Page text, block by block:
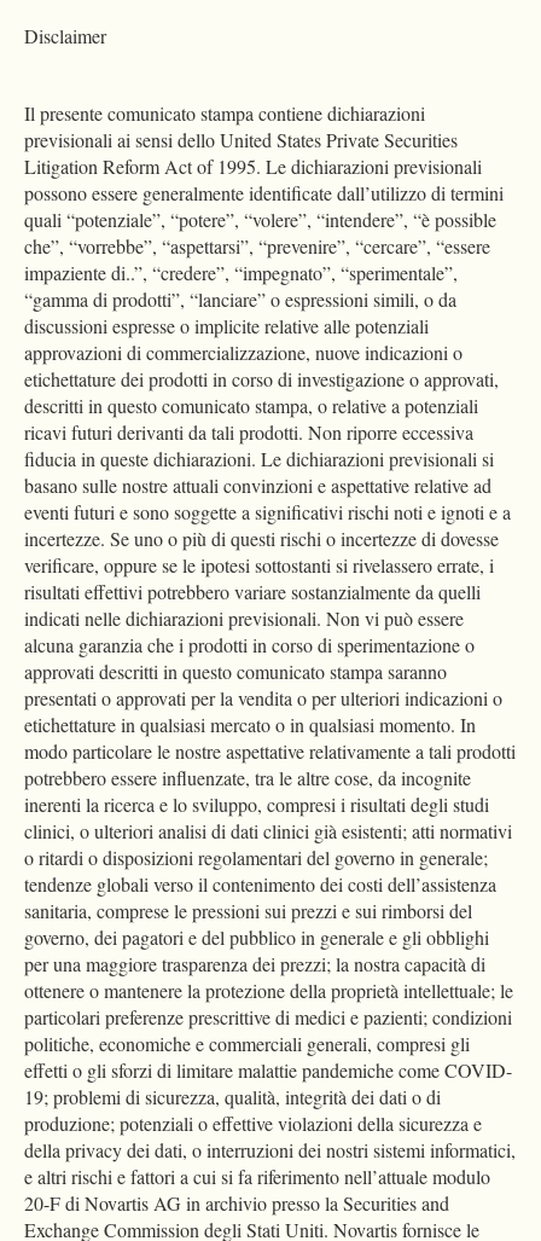
Disclaimer
Il presente comunicato stampa contiene dichiarazioni
previsionali ai sensi dello United States Private Securities
Litigation Reform Act of 1995. Le dichiarazioni previsionali
possono essere generalmente identificate dall’utilizzo di termini
quali “potenziale”, “potere”, “volere”, “intendere”, “è possible
che”, “vorrebbe”, “aspettarsi”, “prevenire”, “cercare”, “essere
impaziente di..”, “credere”, “impegnato”, “sperimentale”,
“gamma di prodotti”, “lanciare” o espressioni simili, o da
discussioni espresse o implicite relative alle potenziali
approvazioni di commercializzazione, nuove indicazioni o
etichettature dei prodotti in corso di investigazione o approvati,
descritti in questo comunicato stampa, o relative a potenziali
ricavi futuri derivanti da tali prodotti. Non riporre eccessiva
fiducia in queste dichiarazioni. Le dichiarazioni previsionali si
basano sulle nostre attuali convinzioni e aspettative relative ad
eventi futuri e sono soggette a significativi rischi noti e ignoti e a
incertezze. Se uno o più di questi rischi o incertezze di dovesse
verificare, oppure se le ipotesi sottostanti si rivelassero errate, i
risultati effettivi potrebbero variare sostanzialmente da quelli
indicati nelle dichiarazioni previsionali. Non vi può essere
alcuna garanzia che i prodotti in corso di sperimentazione o
approvati descritti in questo comunicato stampa saranno
presentati o approvati per la vendita o per ulteriori indicazioni o
etichettature in qualsiasi mercato o in qualsiasi momento. In
modo particolare le nostre aspettative relativamente a tali prodotti
potrebbero essere influenzate, tra le altre cose, da incognite
inerenti la ricerca e lo sviluppo, compresi i risultati degli studi
clinici, o ulteriori analisi di dati clinici già esistenti; atti normativi
o ritardi o disposizioni regolamentari del governo in generale;
tendenze globali verso il contenimento dei costi dell’assistenza
sanitaria, comprese le pressioni sui prezzi e sui rimborsi del
governo, dei pagatori e del pubblico in generale e gli obblighi
per una maggiore trasparenza dei prezzi; la nostra capacità di
ottenere o mantenere la protezione della proprietà intellettuale; le
particolari preferenze prescrittive di medici e pazienti; condizioni
politiche, economiche e commerciali generali, compresi gli
effetti o gli sforzi di limitare malattie pandemiche come COVID-
19; problemi di sicurezza, qualità, integrità dei dati o di
produzione; potenziali o effettive violazioni della sicurezza e
della privacy dei dati, o interruzioni dei nostri sistemi informatici,
e altri rischi e fattori a cui si fa riferimento nell’attuale modulo
20-F di Novartis AG in archivio presso la Securities and
Exchange Commission degli Stati Uniti. Novartis fornisce le